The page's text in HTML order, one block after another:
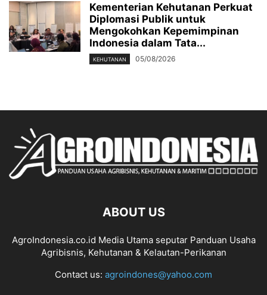
Kementerian Kehutanan Perkuat
Diplomasi Publik untuk
Mengokohkan Kepemimpinan
Indonesia dalam Tata...
KEHUTANAN 05/08/2026
ABOUT US
AgroIndonesia.co.id Media Utama seputar Panduan Usaha
Agribisnis, Kehutanan & Kelautan-Perikanan
Contact us: agroindones@yahoo.com